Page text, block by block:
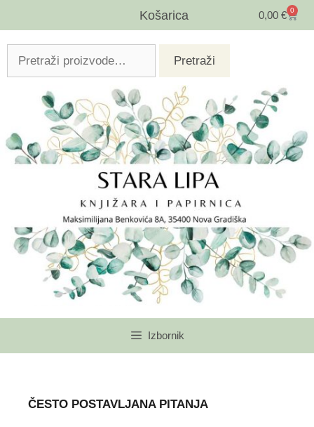
Košarica 0,00 € 0
Pretraži
Izbornik
ČESTO POSTAVLJANA PITANJA